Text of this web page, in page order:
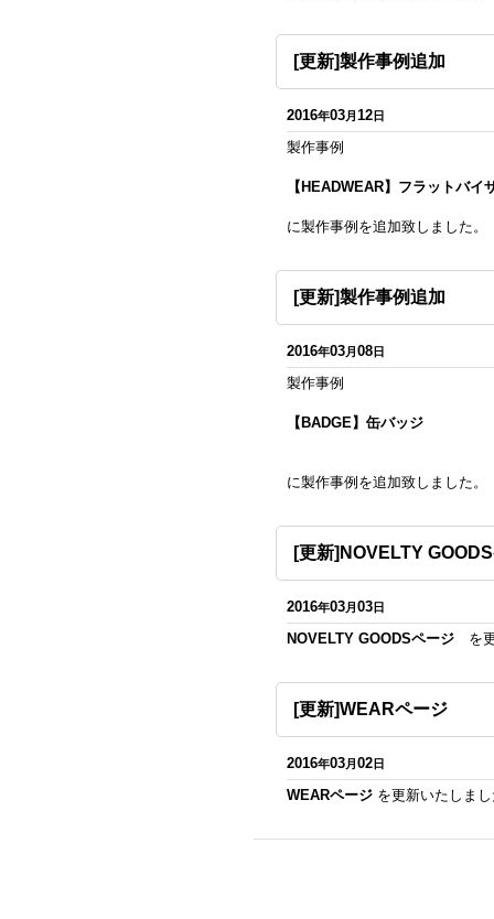
[更新]製作事例追加
2016年03月12日
製作事例
【HEADWEAR】フラットバイ
に製作事例を追加致しました。
[更新]製作事例追加
2016年03月08日
製作事例
【BADGE】缶バッジ
に製作事例を追加致しました。
[更新]NOVELTY
2016年03月03日
NOVELTY GOODSページ を
[更新]WEARページ
2016年03月02日
WEARページ を更新いたしま